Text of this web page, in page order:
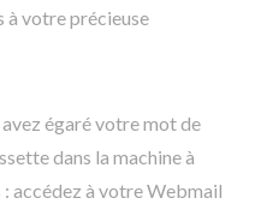
à votre précieuse
égaré votre mot de
dans la machine à
: accédez à votre Webmail